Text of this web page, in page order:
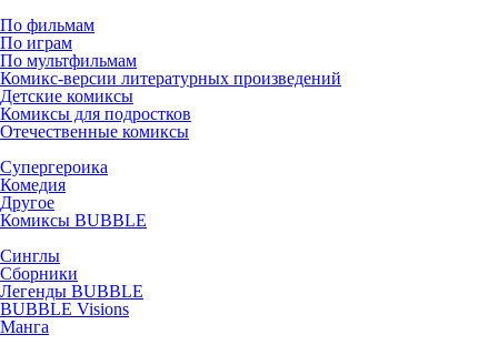
По фильмам
По играм
По мультфильмам
Комикс-версии литературных произведений
Детские комиксы
Комиксы для подростков
Отечественные комиксы
Супергероика
Комедия
Другое
Комиксы BUBBLE
Синглы
Сборники
Легенды BUBBLE
BUBBLE Visions
Манга